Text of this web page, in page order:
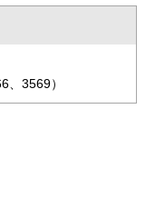
、3569）